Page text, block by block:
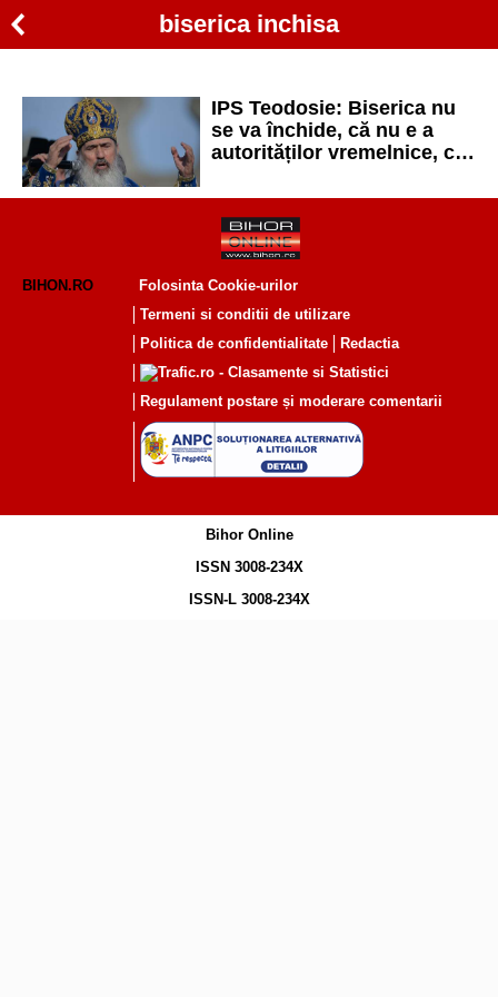
biserica inchisa
IPS Teodosie: Biserica nu
se va închide, că nu e a
autorităților vremelnice, ci
BIHON.RO
Folosinta Cookie-urilor
Termeni si conditii de utilizare
Politica de confidentialitate
Redactia
Regulament postare și moderare comentarii
Bihor Online
ISSN 3008-234X
ISSN-L 3008-234X